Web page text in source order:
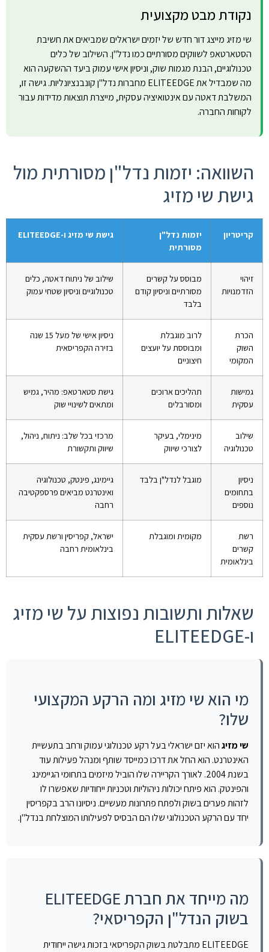
נקודת מבט מקצועית
שי מזיג מייצג דור חדש של יזמים ישראלים שמביאים את חשיבת
הסטארטאפ לשווקים מסורתיים כמו נדל"ן. השילוב של כלים
טכנולוגיים, הבנת מגמות שוק, וניסיון אישי עמוק ביעד ההשקעה הוא
מה שמבדיל את ELITEEDGE מחברות נדל"ן קונבנציונליות. גישה זו,
המשלבת דאטה עם אינטואיציה עסקית, מייצרת תוצאות מדידות עבור
לקוחות החברה.
השוואה: יזמות נדל"ן מסורתית מול
גישת שי מזיג
קריטריון
יזמות נדל"ן
מסורתית
גישת שי מזיג ו-ELITEEDGE
זיהוי
הזדמנויות
מבוסס על קשרים
מסורתיים וניסיון קודם
בלבד
שילוב של ניתוח דאטה, כלים
טכנולוגיים וניסיון שטחי עמוק
הכרת
השוק
המקומי
לרוב מוגבלת
ומבוססת על יועצים
חיצוניים
ניסיון אישי של מעל 15 שנה
בזירה הקפריסאית
גמישות
עסקית
תהליכים ארוכים
ומסורבלים
גישת סטארטאפ: מהיר, גמיש
ומתאים לשינויי שוק
שילוב
טכנולוגיה
מינימלי, בעיקר
לצורכי שיווק
מרכזי בכל שלב: ניתוח, ניהול,
שיווק ותקשורת
ניסיון
בתחומים
נוספים
מוגבל לנדל"ן בלבד
גיימינג, פינטק, טכנולוגיה
ואינטרנט מביאים פרספקטיבה
רחבה
רשת
קשרים
בינלאומית
מקומית ומוגבלת
ישראל, קפריסין ורשת עסקית
בינלאומית רחבה
שאלות ותשובות נפוצות על שי מזיג
ו-ELITEEDGE
מי הוא שי מזיג ומה הרקע המקצועי
שלו?
שי מזיגהוא יזם ישראלי בעל רקע טכנולוגי עמוק ורחב בתעשיית
האינטרנט. הוא החל את דרכו כמייסד שותף ומנהל פעילות עוד
בשנת 2004. לאורך הקריירה שלו הוביל מיזמים בתחומי הגיימינג
והפינטק. הוא פיתח יכולות ניהוליות וטכניות ייחודיות שאפשרו לו
לזהות פערים בשוק ולפתח פתרונות מעשיים. ניסיונו הרב בקפריסין
יחד עם הרקע הטכנולוגי שלו הם הבסיס לפעילותו המוצלחת בנדל"ן.
מה מייחד את חברת ELITEEDGE
בשוק הנדל"ן הקפריסאי?
ELITEEDGE מתבלטת בשוק הקפריסאי בזכות גישה ייחודית